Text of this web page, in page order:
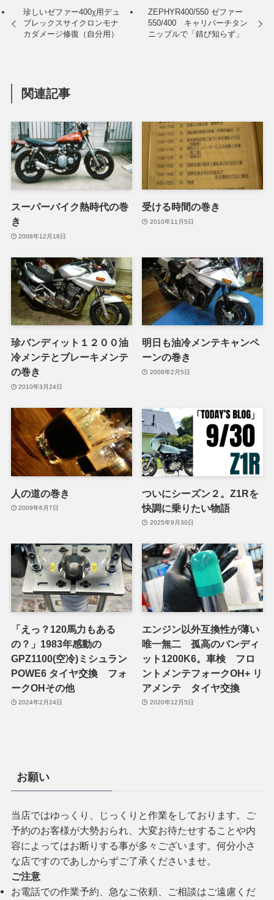
珍しいゼファー400χ用デュ
プレックスサイクロンモナ
カダメージ修復（自分用）
ZEPHYR400/550 ゼファー
550/400 キャリパーチタン
ニップルで「錆び知らず」
関連記事
スーパーバイク熱時代の巻
き
2008年12月18日
受ける時間の巻き
2010年11月5日
珍バンディット１２００油
冷メンテとブレーキメンテ
の巻き
2010年3月24日
明日も油冷メンテキャンペ
ーンの巻き
2008年2月5日
人の道の巻き
2009年6月7日
ついにシーズン２。Z1Rを
快調に乗りたい物語
2025年9月30日
「えっ？120馬力もある
の？」1983年感動の
GPZ1100(空冷)ミシュラン
POWE6 タイヤ交換 フォ
ークOHその他
2024年2月24日
エンジン以外互換性が薄い
唯一無二 孤高のバンディ
ット1200K6。車検 フロ
ントメンテフォークOH+ リ
アメンテ タイヤ交換
2020年12月5日
お願い
当店ではゆっくり、じっくりと作業をしております。ご
予約のお客様が大勢おられ、大変お待たせすることや内
容によってはお断りする事が多々ございます。何分小さ
な店ですのであしからずご了承くださいませ。
ご注意
お電話での作業予約、急なご依頼、ご相談はご遠慮くだ